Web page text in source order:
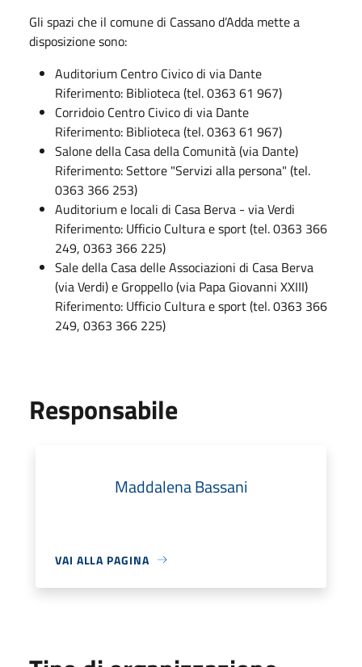
Gli spazi che il comune di Cassano d’Adda mette a
disposizione sono:
Auditorium Centro Civico di via Dante
Riferimento: Biblioteca (tel. 0363 61 967)
Corridoio Centro Civico di via Dante
Riferimento: Biblioteca (tel. 0363 61 967)
Salone della Casa della Comunità (via Dante)
Riferimento: Settore "Servizi alla persona" (tel.
0363 366 253)
Auditorium e locali di Casa Berva - via Verdi
Riferimento: Ufficio Cultura e sport (tel. 0363 366
249, 0363 366 225)
Sale della Casa delle Associazioni di Casa Berva
(via Verdi) e Groppello (via Papa Giovanni XXIII)
Riferimento: Ufficio Cultura e sport (tel. 0363 366
249, 0363 366 225)
Responsabile
Maddalena Bassani
VAI ALLA PAGINA